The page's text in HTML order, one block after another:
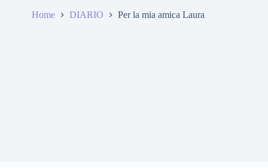
Home DIARIO Per la mia amica Laura